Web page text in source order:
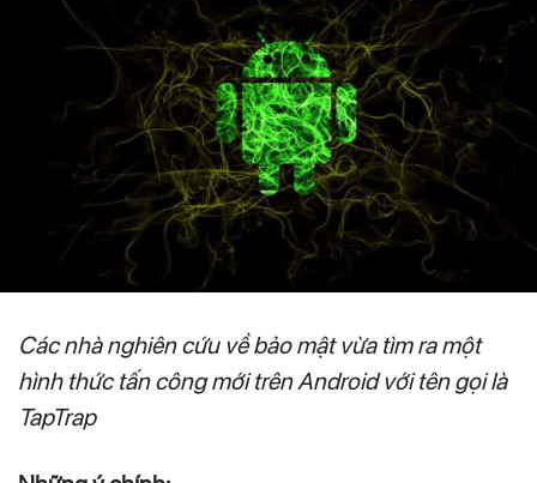
Các nhà nghiên cứu về bảo mật vừa tìm ra một
hình thức tấn công mới trên Android với tên gọi là
TapTrap